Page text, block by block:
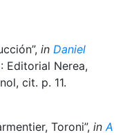
in Daniel
Editorial Nerea,
cit. p. 11.
Toroni”, in A